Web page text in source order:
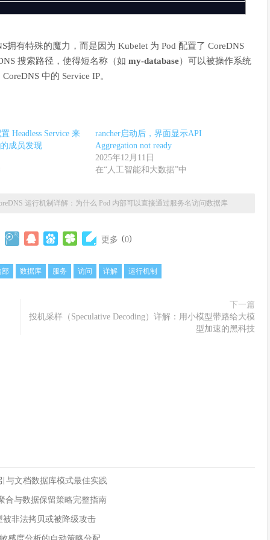
拥有特殊的魔力，而是因为 Kubelet 为 Pod 配置了 CoreDNS
搜索路径，使得短名称（如 my-database）可以被操作系统
中的 Service IP。
Headless Service 来
成员发现
rancher启动后，界面显示API
Aggregation not ready
2025年12月11日
在“人工智能和大数据”中
运行机制详解：为什么 Pod 内部可以直接通过服务名访问数据库
更多 (0)
部 数据库 服务 访问 详解 运行机制
下一篇
投机采样（Speculative Decoding）详解：用小模型带路给大模
型加速的黑科技
与文档数据库模式最佳实践
合与数据保留策略完整指南
非法拷贝或被降级攻击